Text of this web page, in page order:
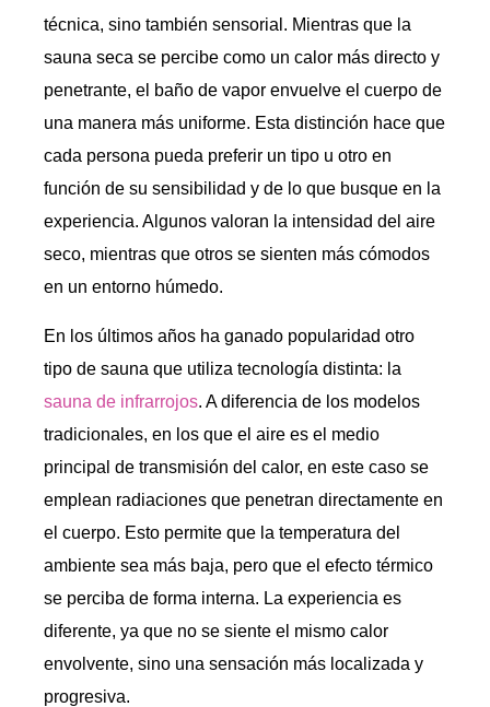
técnica, sino también sensorial. Mientras que la
sauna seca se percibe como un calor más directo y
penetrante, el baño de vapor envuelve el cuerpo de
una manera más uniforme. Esta distinción hace que
cada persona pueda preferir un tipo u otro en
función de su sensibilidad y de lo que busque en la
experiencia. Algunos valoran la intensidad del aire
seco, mientras que otros se sienten más cómodos
en un entorno húmedo.
En los últimos años ha ganado popularidad otro
tipo de sauna que utiliza tecnología distinta: la
sauna de infrarrojos. A diferencia de los modelos
tradicionales, en los que el aire es el medio
principal de transmisión del calor, en este caso se
emplean radiaciones que penetran directamente en
el cuerpo. Esto permite que la temperatura del
ambiente sea más baja, pero que el efecto térmico
se perciba de forma interna. La experiencia es
diferente, ya que no se siente el mismo calor
envolvente, sino una sensación más localizada y
progresiva.